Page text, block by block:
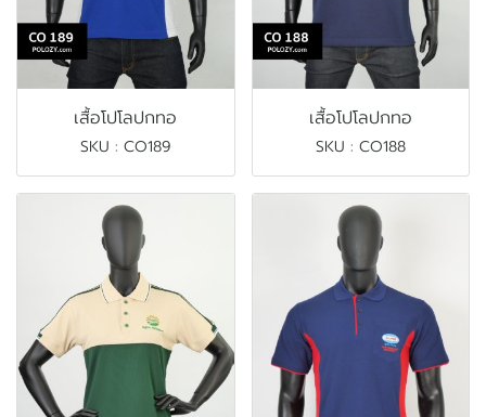
เสื้อโปโลปกทอ
SKU : CO189
เสื้อโปโลปกทอ
SKU : CO188